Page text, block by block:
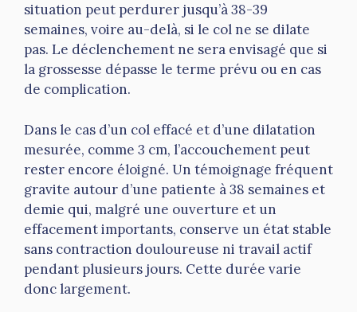
situation peut perdurer jusqu’à 38-39
semaines, voire au-delà, si le col ne se dilate
pas. Le déclenchement ne sera envisagé que si
la grossesse dépasse le terme prévu ou en cas
de complication.
Dans le cas d’un col effacé et d’une dilatation
mesurée, comme 3 cm, l’accouchement peut
rester encore éloigné. Un témoignage fréquent
gravite autour d’une patiente à 38 semaines et
demie qui, malgré une ouverture et un
effacement importants, conserve un état stable
sans contraction douloureuse ni travail actif
pendant plusieurs jours. Cette durée varie
donc largement.